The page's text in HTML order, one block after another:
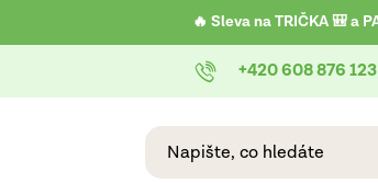
🔥 Sleva na TRIČKA 🎒 a
+420 608 876 123